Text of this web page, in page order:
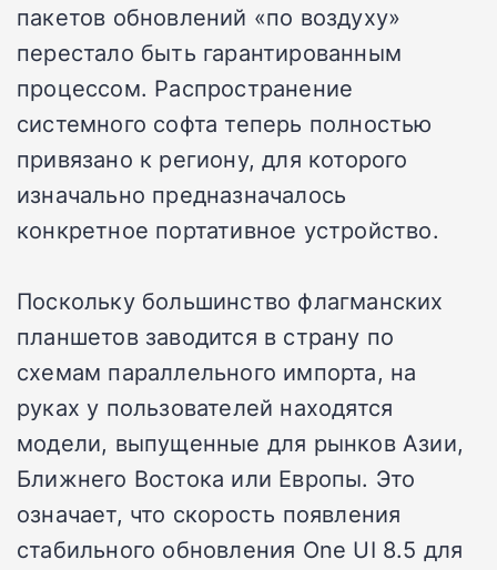
пакетов обновлений «по воздуху»
перестало быть гарантированным
процессом. Распространение
системного софта теперь полностью
привязано к региону, для которого
изначально предназначалось
конкретное портативное устройство.
Поскольку большинство флагманских
планшетов заводится в страну по
схемам параллельного импорта, на
руках у пользователей находятся
модели, выпущенные для рынков Азии,
Ближнего Востока или Европы. Это
означает, что скорость появления
стабильного обновления One UI 8.5 для